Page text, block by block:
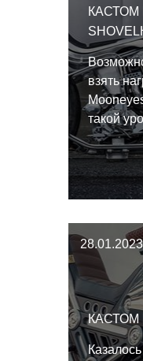
КАСТОМ
взять
такой
никогда
всегда
высшем
кастома.
28.01.2023
КАСТОМ